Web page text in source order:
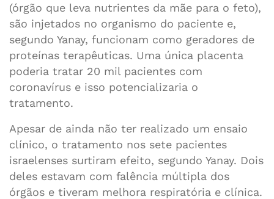
(órgão que leva nutrientes da mãe para o feto),
são injetados no organismo do paciente e,
segundo Yanay, funcionam como geradores de
proteínas terapêuticas. Uma única placenta
poderia tratar 20 mil pacientes com
coronavírus e isso potencializaria o
tratamento.
Apesar de ainda não ter realizado um ensaio
clínico, o tratamento nos sete pacientes
israelenses surtiram efeito, segundo Yanay. Dois
deles estavam com falência múltipla dos
órgãos e tiveram melhora respiratória e clínica.